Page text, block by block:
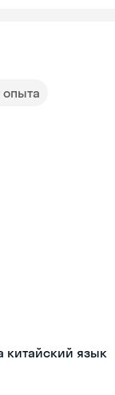
опыта
китайский язык